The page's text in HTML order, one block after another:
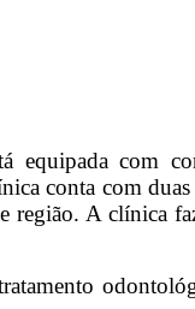
com
conta com
região. A clínica